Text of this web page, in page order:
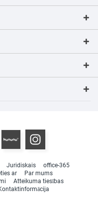
Juridiskais
office-365
ar
Par mums
Atteikuma tiesības